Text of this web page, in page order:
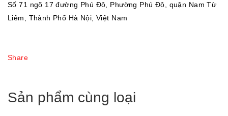
Số 71 ngõ 17 đường Phú Đô, Phường Phú Đô, quận Nam Từ
Liêm, Thành Phố Hà Nội, Việt Nam
Share
Sản phẩm cùng loại